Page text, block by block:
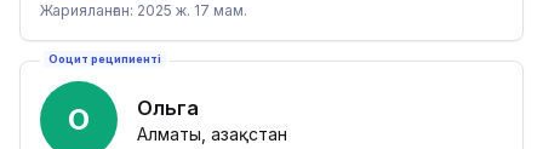
Жарияланған: 2025 ж. 17 мам.
Ооцит реципиенті
О Ольга
Алматы, Қазақстан